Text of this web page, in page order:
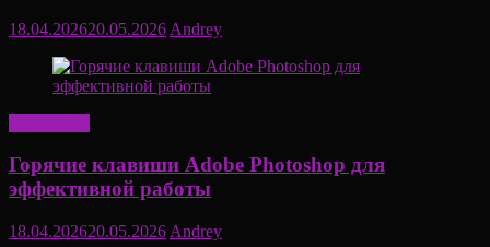
18.04.202620.05.2026 Andrey
Горячие клавиши Adobe Photoshop для
эффективной работы
18.04.202620.05.2026 Andrey